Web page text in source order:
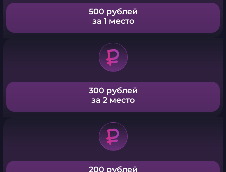
500 рублей
за 1 место
300 рублей
за 2 место
200 рублей